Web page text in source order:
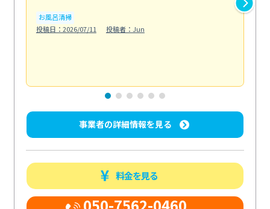
お風呂清掃
投稿日：2026/07/11
投稿者：Jun
事業者の詳細情報を見る
料金を見る